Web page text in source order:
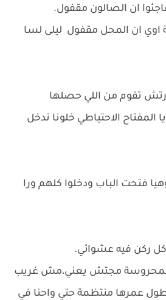
ان الصالون مقفول.
اوي ان المحل مقفول ليلى لسا
تقوم من اللي حصلها
المفتاح الاحتياطي خلونا ندخل
فتحت الباب ودخلوا كلهم ورا
ركن فيه عشوائي.
مجتش يعني،مش غريب
عمرها منتظمة حتي واحنا في